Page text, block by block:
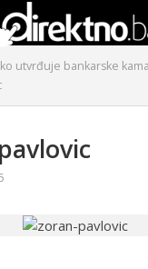
utvrđuje bankarske